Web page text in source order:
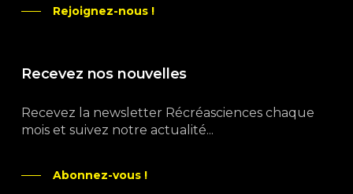
Rejoignez-nous !
Recevez nos nouvelles
Recevez la newsletter Récréasciences chaque
mois et suivez notre actualité...
Abonnez-vous !